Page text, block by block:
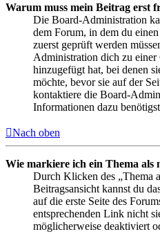
Warum muss mein Beitrag erst
Die Board-Administration
dem Forum, in dem du
zuerst geprüft werden
Administration dich zu
hinzugefügt hat, bei denen
möchte, bevor sie auf der
kontaktiere die Board-
Informationen dazu
Nach oben
Wie markiere ich ein Thema als
Durch Klicken des „Thema
Beitragsansicht kannst du
auf die erste Seite des
entsprechenden Link nicht
möglicherweise deaktiviert